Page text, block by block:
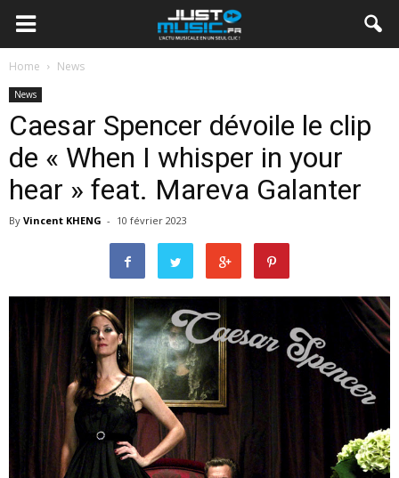
Home News
News
Caesar Spencer dévoile le clip
de « When I whisper in your
hear » feat. Mareva Galanter
By Vincent KHENG - 10 février 2023